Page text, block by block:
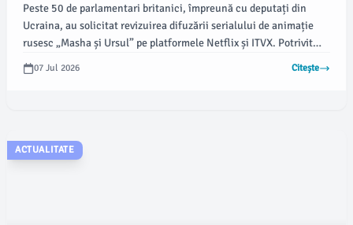
Peste 50 de parlamentari britanici, împreună cu deputați din
Ucraina, au solicitat revizuirea difuzării serialului de animație
rusesc „Masha și Ursul” pe platformele Netflix și ITVX. Potrivit
damboviteanul.com, deputatul liberal-democrat Tom Gordon a
ridicat această problemă în Parlament, argumentând că acest
07 Jul 2026 Citește
ACTUALITATE